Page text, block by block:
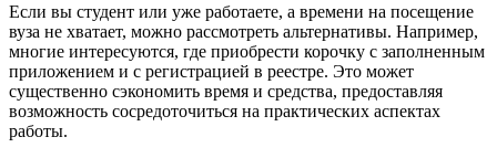
Если вы студент или уже работаете, а времени на посещение
вуза не хватает, можно рассмотреть альтернативы. Например,
многие интересуются, где приобрести корочку с заполненным
приложением и с регистрацией в реестре. Это может
существенно сэкономить время и средства, предоставляя
возможность сосредоточиться на практических аспектах
работы.